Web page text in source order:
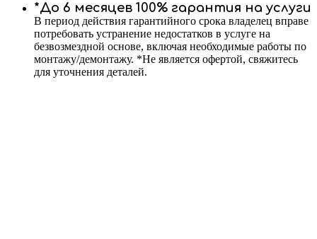
*До 6 месяцев 100% гарантия на услуги
В период действия гарантийного срока владелец вправе
потребовать устранение недостатков в услуге на
безвозмездной основе, включая необходимые работы по
монтажу/демонтажу. *Не является офертой, свяжитесь
для уточнения деталей.